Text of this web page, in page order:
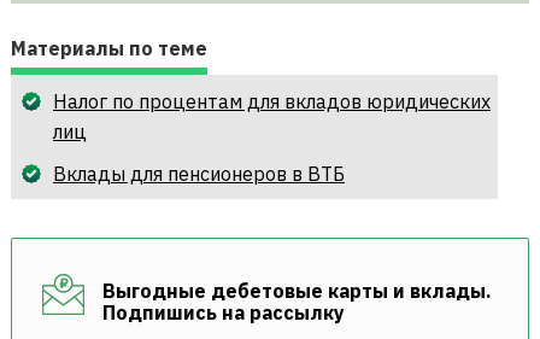
Материалы по теме
Налог по процентам для вкладов юридических
лиц
Вклады для пенсионеров в ВТБ
Выгодные дебетовые карты и вклады.
Подпишись на рассылку